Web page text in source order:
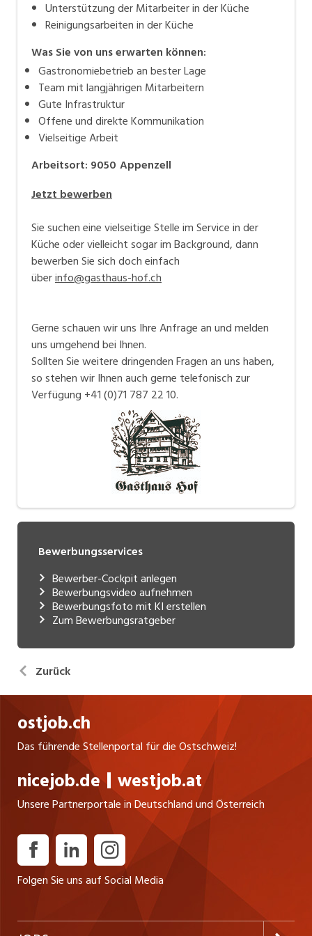
Unterstützung der Mitarbeiter in der Küche
Reinigungsarbeiten in der Küche
Was Sie von uns erwarten können:
Gastronomiebetrieb an bester Lage
Team mit langjährigen Mitarbeitern
Gute Infrastruktur
Offene und direkte Kommunikation
Vielseitige Arbeit
Arbeitsort: 9050 Appenzell
Jetzt bewerben
Sie suchen eine vielseitige Stelle im Service in der
Küche oder vielleicht sogar im Background, dann
bewerben Sie sich doch einfach
überinfo@gasthaus-hof.ch
Gerne schauen wir uns Ihre Anfrage an und melden
uns umgehend bei Ihnen.
Sollten Sie weitere dringenden Fragen an uns haben,
so stehen wir Ihnen auch gerne telefonisch zur
Verfügung +41 (0)71 787 22 10.
Bewerbungsservices
Bewerber-Cockpit anlegen
Bewerbungsvideo aufnehmen
Bewerbungsfoto mit KI erstellen
Zum Bewerbungsratgeber
Zurück
ostjob.ch
Das führende Stellenportal für die Ostschweiz!
nicejob.de westjob.at
Unsere Partnerportale in Deutschland und Österreich
Folgen Sie uns auf Social Media